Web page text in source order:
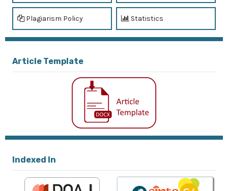
Plagiarism Policy Statistics
Article Template
Indexed In